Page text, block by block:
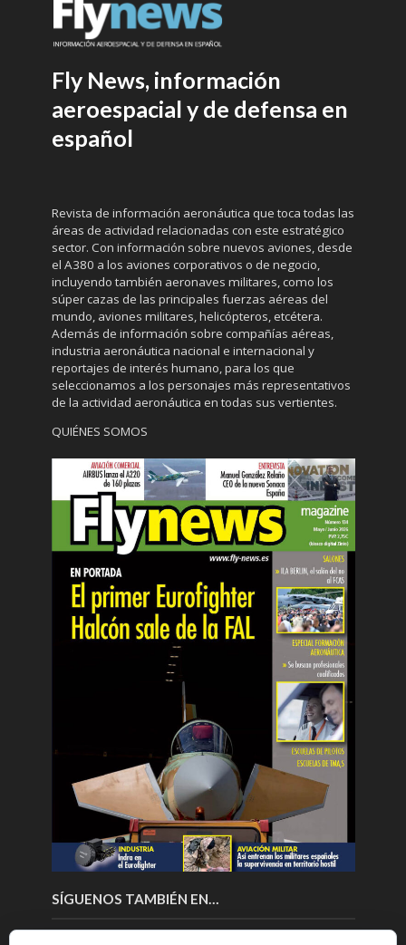
Fly News, información
aeroespacial y de defensa en
español
Revista de información aeronáutica que toca todas las
áreas de actividad relacionadas con este estratégico
sector. Con información sobre nuevos aviones, desde
el A380 a los aviones corporativos o de negocio,
incluyendo también aeronaves militares, como los
súper cazas de las principales fuerzas aéreas del
mundo, aviones militares, helicópteros, etcétera.
Además de información sobre compañías aéreas,
industria aeronáutica nacional e internacional y
reportajes de interés humano, para los que
seleccionamos a los personajes más representativos
de la actividad aeronáutica en todas sus vertientes.
QUIÉNES SOMOS
SÍGUENOS TAMBIÉN EN…